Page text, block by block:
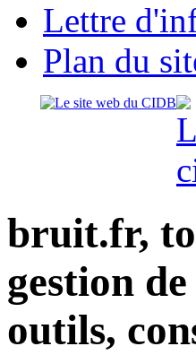
Lettre
Plan du
bruit.fr,
gestion
outils,